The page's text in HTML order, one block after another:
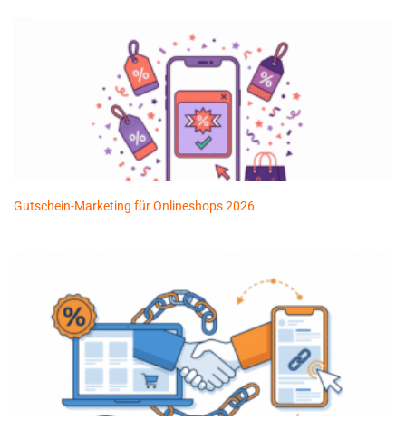
Gutschein-Marketing für Onlineshops 2026